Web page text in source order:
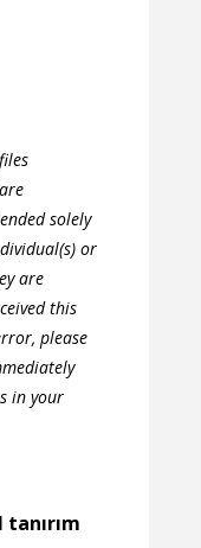
solely
or
are
this
please
in your